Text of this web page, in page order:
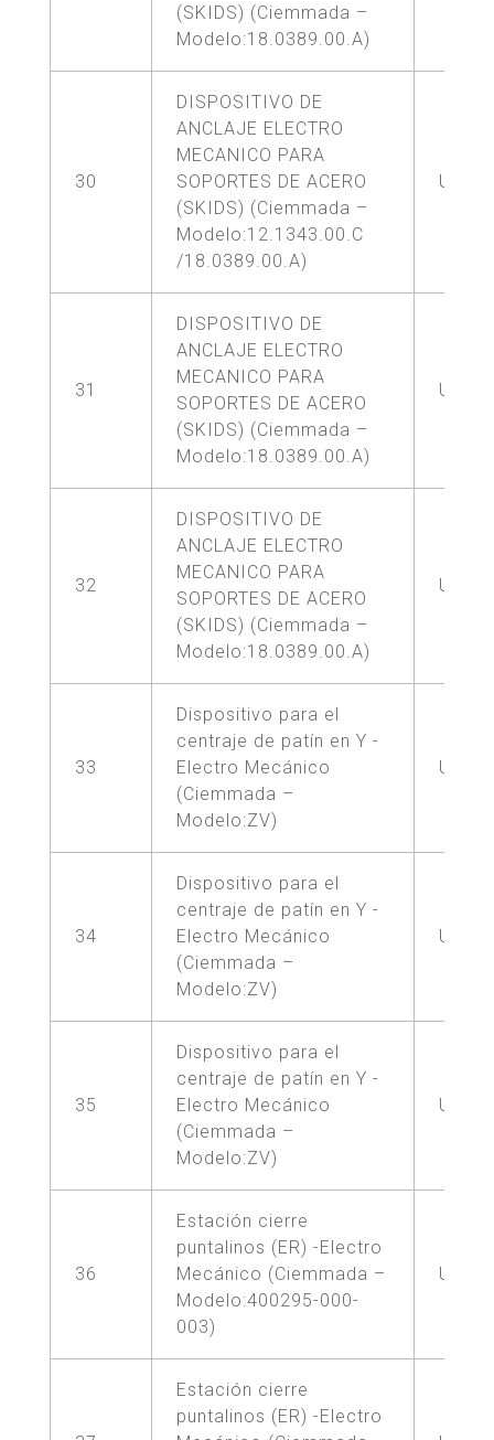
(SKIDS) (Ciemmada –
Modelo:18.0389.00.A)
30
DISPOSITIVO DE
ANCLAJE ELECTRO
MECANICO PARA
SOPORTES DE ACERO
(SKIDS) (Ciemmada –
Modelo:12.1343.00.C
/18.0389.00.A)
UNA
31
DISPOSITIVO DE
ANCLAJE ELECTRO
MECANICO PARA
SOPORTES DE ACERO
(SKIDS) (Ciemmada –
Modelo:18.0389.00.A)
UNA
32
DISPOSITIVO DE
ANCLAJE ELECTRO
MECANICO PARA
SOPORTES DE ACERO
(SKIDS) (Ciemmada –
Modelo:18.0389.00.A)
UNA
33
Dispositivo para el
centraje de patín en Y -
Electro Mecánico
(Ciemmada –
Modelo:ZV)
UNA
34
Dispositivo para el
centraje de patín en Y -
Electro Mecánico
(Ciemmada –
Modelo:ZV)
UNA
35
Dispositivo para el
centraje de patín en Y -
Electro Mecánico
(Ciemmada –
Modelo:ZV)
UNA
36
Estación cierre
puntalinos (ER) -Electro
Mecánico (Ciemmada –
Modelo:400295-000-
003)
UNA
Estación cierre
puntalinos (ER) -Electro